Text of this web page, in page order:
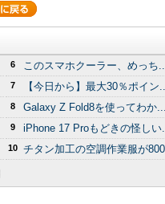
6 このスマホクーラー、めっち
7 【今日から】最大30％ポイン
8 Galaxy Z Fold8を使ってわか...
9 iPhone 17 Proもどきの怪しい
10 チタン加工の空調作業服が